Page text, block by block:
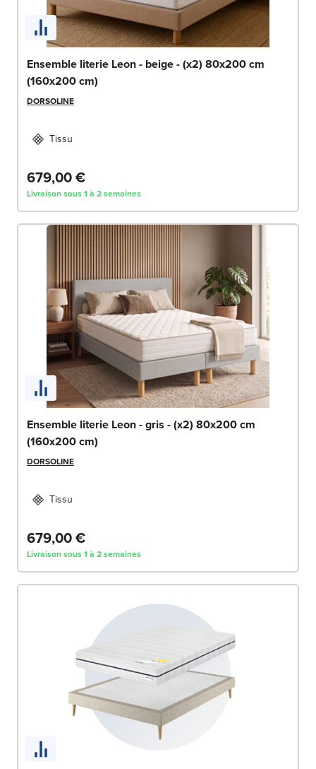
Ensemble literie Leon - beige - (x2) 80x200 cm
(160x200 cm)
DORSOLINE
Tissu
679,00 €
Livraison sous 1 à 2 semaines
Ensemble literie Leon - gris - (x2) 80x200 cm
(160x200 cm)
DORSOLINE
Tissu
679,00 €
Livraison sous 1 à 2 semaines